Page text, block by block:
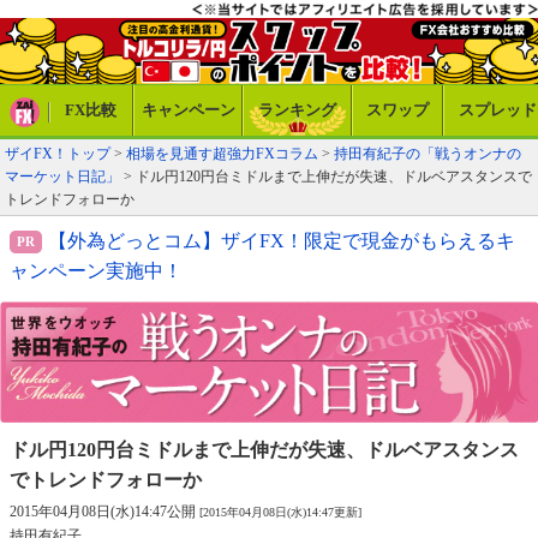
FX比較 キャンペーン ランキング スワップ スプレッド
ザイFX！トップ> 相場を見通す超強力FXコラム > 持田有紀子の「戦うオンナの
マーケット日記」
> ドル円120円台ミドルまで上伸だが失速、ドルベアスタンスで
トレンドフォローか
【外為どっとコム】ザイFX！限定で現金がもらえるキ
ャンペーン実施中！
ドル円120円台ミドルまで上伸だが失速、
ドルベアスタンス
でトレンドフォローか
2015年04月08日(水)14:47公開 [2015年04月08日(水)14:47更新]